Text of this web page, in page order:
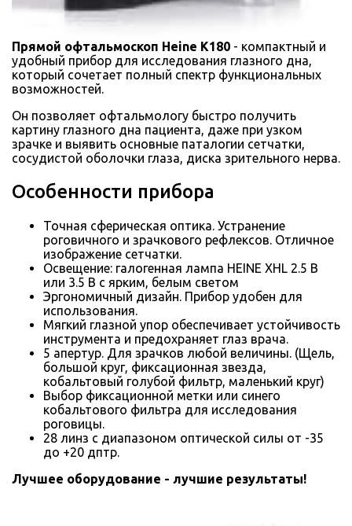
Прямой офтальмоскоп Heine K180 - компактный и
удобный прибор для исследования глазного дна,
который сочетает полный спектр функциональных
возможностей.
Он позволяет офтальмологу быстро получить
картину глазного дна пациента, даже при узком
зрачке и выявить основные паталогии сетчатки,
сосудистой оболочки глаза, диска зрительного нерва.
Особенности прибора
Точная сферическая оптика. Устранение
роговичного и зрачкового рефлексов. Отличное
изображение сетчатки.
Освещение: галогенная лампа HEINE XHL 2.5 В
или 3.5 В с ярким, белым светом
Эргономичный дизайн. Прибор удобен для
использования.
Мягкий глазной упор обеспечивает устойчивость
инструмента и предохраняет глаз врача.
5 апертур. Для зрачков любой величины. (Щель,
большой круг, фиксационная звезда,
кобальтовый голубой фильтр, маленький круг)
Выбор фиксационной метки или синего
кобальтового фильтра для исследования
роговицы.
28 линз с диапазоном оптической силы от -35
до +20 дптр.
Лучшее оборудование - лучшие результаты!